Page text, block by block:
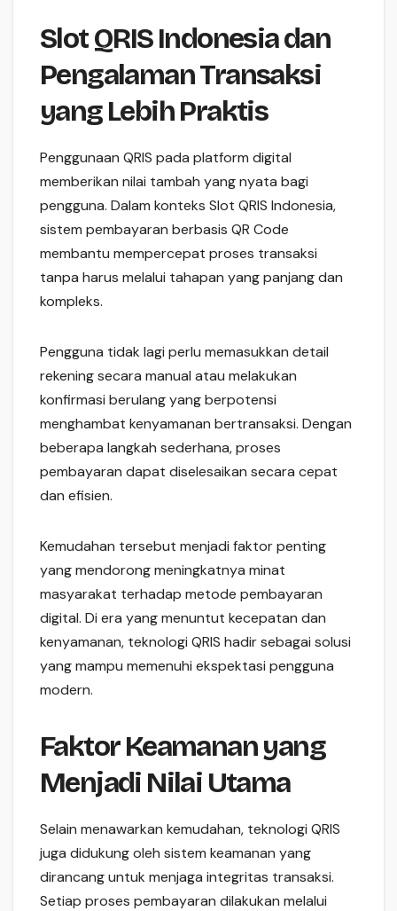
Slot QRIS Indonesia dan
Pengalaman Transaksi
yang Lebih Praktis
Penggunaan QRIS pada platform digital
memberikan nilai tambah yang nyata bagi
pengguna. Dalam konteks Slot QRIS Indonesia,
sistem pembayaran berbasis QR Code
membantu mempercepat proses transaksi
tanpa harus melalui tahapan yang panjang dan
kompleks.
Pengguna tidak lagi perlu memasukkan detail
rekening secara manual atau melakukan
konfirmasi berulang yang berpotensi
menghambat kenyamanan bertransaksi. Dengan
beberapa langkah sederhana, proses
pembayaran dapat diselesaikan secara cepat
dan efisien.
Kemudahan tersebut menjadi faktor penting
yang mendorong meningkatnya minat
masyarakat terhadap metode pembayaran
digital. Di era yang menuntut kecepatan dan
kenyamanan, teknologi QRIS hadir sebagai solusi
yang mampu memenuhi ekspektasi pengguna
modern.
Faktor Keamanan yang
Menjadi Nilai Utama
Selain menawarkan kemudahan, teknologi QRIS
juga didukung oleh sistem keamanan yang
dirancang untuk menjaga integritas transaksi.
Setiap proses pembayaran dilakukan melalui